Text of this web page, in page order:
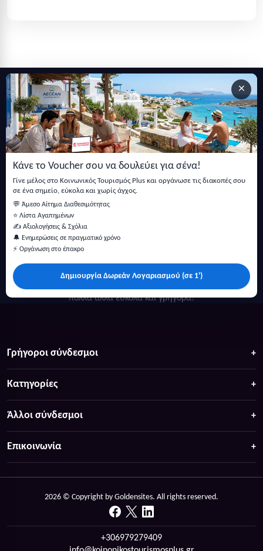
×
Κάνε το Voucher σου να δουλεύει για σένα!
Γίνε μέλος στο Κοινωνικός Τουρισμός Plus και οργάνωσε τις διακοπές σου
σε ένα σημείο, εύκολα και χωρίς άγχος.
💬 Άμεσο Αίτημα Διαθεσιμότητας
⭐ Λίστα Αγαπημένων
✍️ Αξιολογήσεις & Σχόλια
🔔 Ενημερώσεις σε πραγματικό χρόνο
⚡ Οργάνωση στο έπακρο
Δημιουργία Δωρεάν Λογαριασμού (σε 1')
Εγγραφείτε στο newsletter μας
Μείνετε ενημερωμένοι με τις τελευταίες ειδήσεις, ανακοινώσεις
και άρθρα.
πολλά άλλα ευκολα και γρήγορα!
Γρήγοροι σύνδεσμοι
Κατηγορίες
Άλλοι σύνδεσμοι
Επικοινωνία
2026 © Copyright by Goldensites. All rights reserved.
+306979279409